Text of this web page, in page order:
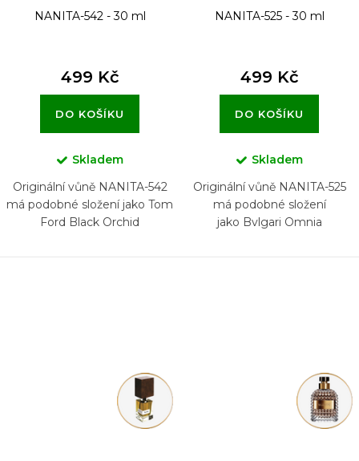
NANITA-542 - 30 ml
499 Kč
DO KOŠÍKU
Skladem
Originální vůně NANITA-542
má podobné složení jako Tom
Ford Black Orchid
NANITA-525 - 30 ml
499 Kč
DO KOŠÍKU
Skladem
Originální vůně NANITA-525
má podobné složení
jako Bvlgari Omnia